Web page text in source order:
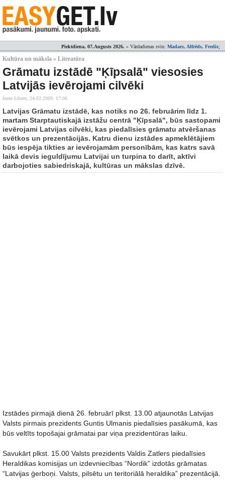
Piektdiena, 07.Augusts 2026. » Vārdadienas svin: Madars, Alfrēds, Fredis;
Kultūra un māksla » Literatūra
Grāmatu izstādē "Ķīpsalā" viesosies
Latvijās ievērojami cilvēki
Inese Libere, 24.02.2009. 17:06
Latvijas Grāmatu izstādē, kas notiks no 26. februārim līdz 1.
martam Starptautiskajā izstāžu centrā "Ķīpsalā", būs sastopami
ievērojami Latvijas cilvēki, kas piedalīsies grāmatu atvēršanas
svētkos un prezentācijās. Katru dienu izstādes apmeklētājiem
būs iespēja tikties ar ievērojamām personībām, kas katrs savā
laikā devis ieguldījumu Latvijai un turpina to darīt, aktīvi
darbojoties sabiedriskajā, kultūras un mākslas dzīvē.
Izstādes pirmajā dienā 26. februārī plkst. 13.00 atjaunotās Latvijas
Valsts pirmais prezidents Guntis Ulmanis piedalīsies pasākumā, kas
būs veltīts topošajai grāmatai par viņa prezidentūras laiku.
Savukārt plkst. 15.00 Valsts prezidents Valdis Zatlers piedalīsies
Heraldikas komisijas un izdevniecības “Nordik” izdotās grāmatas
“Latvijas ģerboņi. Valsts, pilsētu un teritoriālā heraldika” prezentācijā.